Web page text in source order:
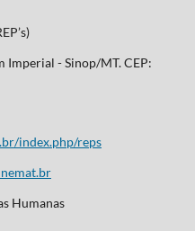
Imperial - Sinop/MT. CEP:
index.php/reps
Humanas